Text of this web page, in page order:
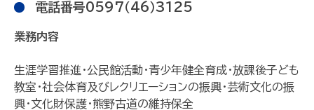
電話番号0597（46）3125
業務内容
生涯学習推進・公民館活動・青少年健全育成・放課後子ども
教室・社会体育及びレクリエーションの振興・芸術文化の振
興・文化財保護・熊野古道の維持保全